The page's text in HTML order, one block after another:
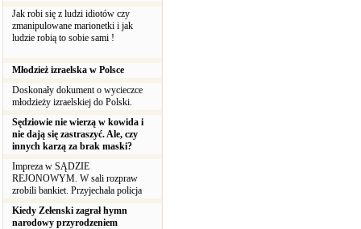
Jak robi się z ludzi idiotów czy
zmanipulowane marionetki i jak
ludzie robią to sobie sami !
Młodzież izraelska w Polsce
Doskonały dokument o wycieczce
młodzieży izraelskiej do Polski.
Sędziowie nie wierzą w kowida i
nie dają się zastraszyć. Ale, czy
innych karzą za brak maski?
Impreza w SĄDZIE
REJONOWYM. W sali rozpraw
zrobili bankiet. Przyjechała policja
Kiedy Zełenski zagrał hymn
narodowy przyrodzeniem